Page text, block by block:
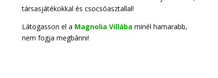
társasjátékokkal és csocsóasztallal!
Látogasson el a Magnolia Villába minél hamarabb,
nem fogja megbánni!